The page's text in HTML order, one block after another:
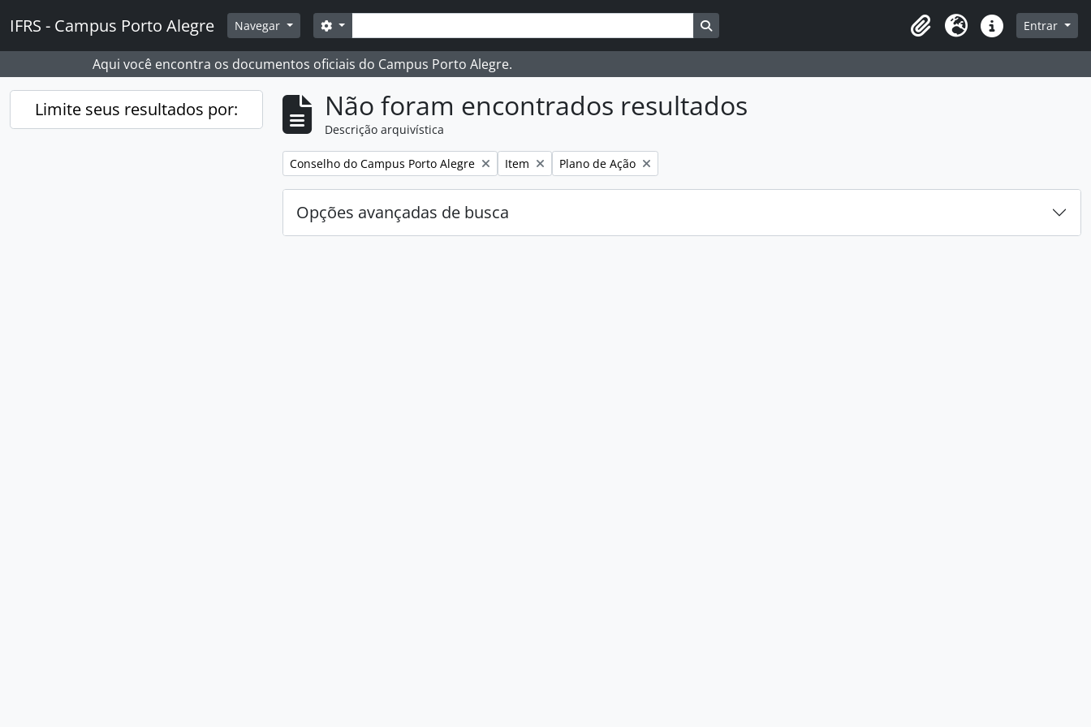
IFRS - Campus Porto Alegre Navegar Buscar
Opções de busca Busque na página de navegação
Idioma Atalhos Entrar
Aqui você encontra os documentos oficiais do Campus Porto Alegre.
Limite seus resultados por: Não foram encontrados resultados
Descrição arquivística
Remover filtro:
Conselho do Campus Porto Alegre Remover filtro:
Item Remover filtro:
Plano de Ação
Opções avançadas de busca